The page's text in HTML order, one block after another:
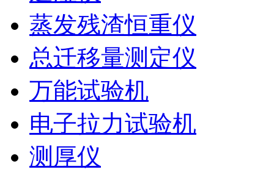
蒸发残渣恒重仪
总迁移量测定仪
万能试验机
电子拉力试验机
测厚仪